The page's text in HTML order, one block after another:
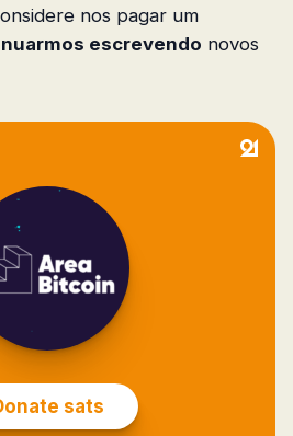
nos pagar um
escrevendo novos